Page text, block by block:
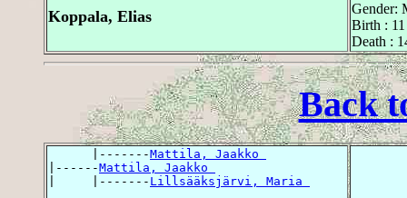
Koppala, Elias
Gender:
Birth :
Death :
Back
      |-------
Mattila, Jaakko
|------Mattila, Jaakko
|     |------- Lillsääksjärvi, Maria